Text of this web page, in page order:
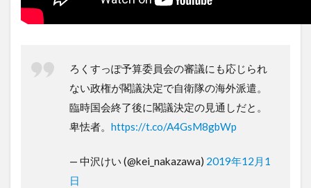
ろくすっぽ予算委員会の審議にも応じられ
ない政権が閣議決定で自衛隊の海外派遣。
臨時国会終了後に閣議決定の見通しだと。
卑怯者。 https://t.co/A4GsM8gbWp
— 中沢けい (@kei_nakazawa) 2019年12月1
日